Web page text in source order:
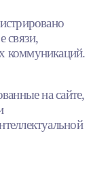
связи,
коммуникаций.
на сайте,